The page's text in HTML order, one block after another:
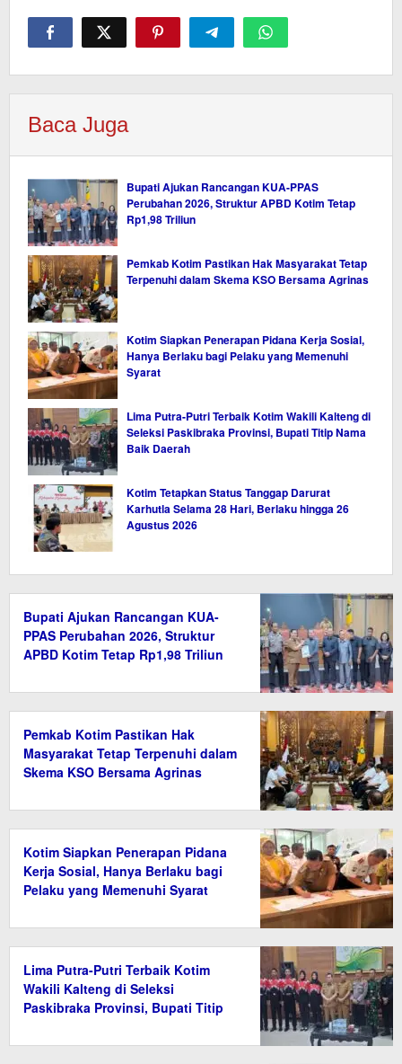
Baca Juga
Bupati Ajukan Rancangan KUA-PPAS
Perubahan 2026, Struktur APBD Kotim Tetap
Rp1,98 Triliun
Pemkab Kotim Pastikan Hak Masyarakat Tetap
Terpenuhi dalam Skema KSO Bersama Agrinas
Kotim Siapkan Penerapan Pidana Kerja Sosial,
Hanya Berlaku bagi Pelaku yang Memenuhi
Syarat
Lima Putra-Putri Terbaik Kotim Wakili Kalteng di
Seleksi Paskibraka Provinsi, Bupati Titip Nama
Baik Daerah
Kotim Tetapkan Status Tanggap Darurat
Karhutla Selama 28 Hari, Berlaku hingga 26
Agustus 2026
Bupati Ajukan Rancangan KUA-
PPAS Perubahan 2026, Struktur
APBD Kotim Tetap Rp1,98 Triliun
Pemkab Kotim Pastikan Hak
Masyarakat Tetap Terpenuhi dalam
Skema KSO Bersama Agrinas
Kotim Siapkan Penerapan Pidana
Kerja Sosial, Hanya Berlaku bagi
Pelaku yang Memenuhi Syarat
Lima Putra-Putri Terbaik Kotim
Wakili Kalteng di Seleksi
Paskibraka Provinsi, Bupati Titip